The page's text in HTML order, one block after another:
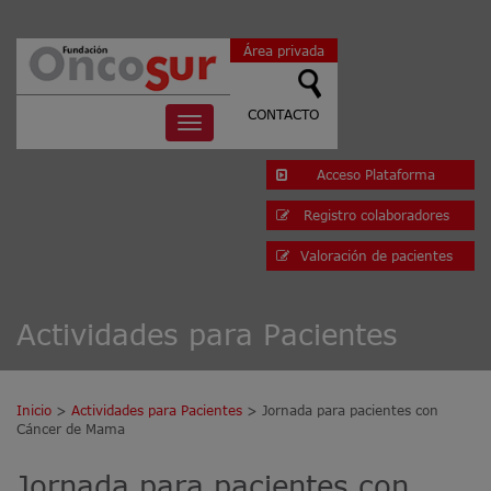
Toggle
navigation
Área privada
CONTACTO
Acceso Plataforma
Registro colaboradores
Valoración de pacientes
Actividades para Pacientes
Inicio > Actividades para Pacientes > Jornada para pacientes con
Cáncer de Mama